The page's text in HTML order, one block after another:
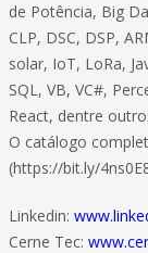
de Potência, Big
CLP, DSC, DSP,
solar, IoT, LoRa,
SQL, VB, VC#,
React, dentre
O catálogo
(https://bit.ly/
Linkedin:
Cerne Tec: